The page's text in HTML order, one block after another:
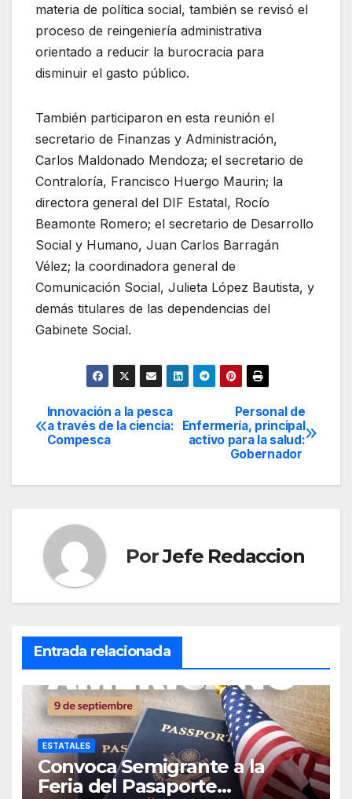
materia de política social, también se revisó el
proceso de reingeniería administrativa
orientado a reducir la burocracia para
disminuir el gasto público.
También participaron en esta reunión el
secretario de Finanzas y Administración,
Carlos Maldonado Mendoza; el secretario de
Contraloría, Francisco Huergo Maurin; la
directora general del DIF Estatal, Rocío
Beamonte Romero; el secretario de Desarrollo
Social y Humano, Juan Carlos Barragán
Vélez; la coordinadora general de
Comunicación Social, Julieta López Bautista, y
demás titulares de las dependencias del
Gabinete Social.
Navegación
de
entradas
Personal de
Enfermería, principal
activo para la salud:
Gobernador
Innovación a la pesca
a través de la ciencia:
Compesca
PorJefe Redaccion
Entrada relacionada
ESTATALES
Convoca Semigrante a la
Feria del Pasaporte